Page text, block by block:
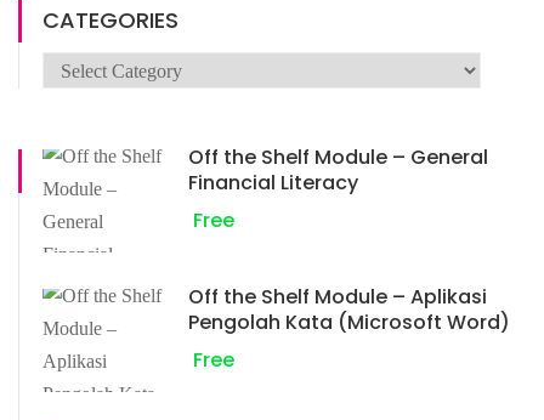
CATEGORIES
Off the Shelf Module – General
Financial Literacy
Free
Off the Shelf Module – Aplikasi
Pengolah Kata (Microsoft Word)
Free